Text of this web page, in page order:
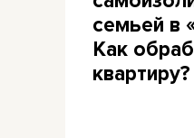
семьей в
Как
квартиру?